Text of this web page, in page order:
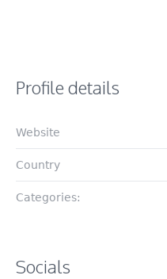
Profile details
Website
Country
Categories:
Socials